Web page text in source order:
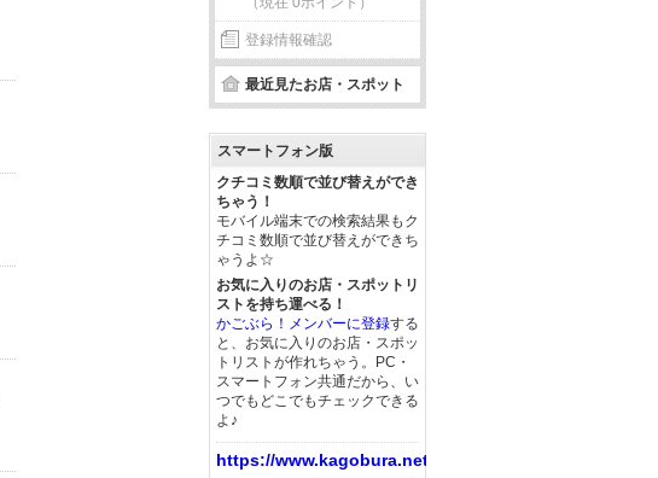
登録情報確認
最近見たお店・スポット
スマートフォン版
クチコミ数順で並び替えができ
ちゃう！
モバイル端末での検索結果もク
チコミ数順で並び替えができち
ゃうよ☆
お気に入りのお店・スポットリ
ストを持ち運べる！
かごぶら！メンバーに登録する
と、お気に入りのお店・スポッ
トリストが作れちゃう。PC・
スマートフォン共通だから、い
つでもどこでもチェックできる
よ♪
https://www.kagobura.net/